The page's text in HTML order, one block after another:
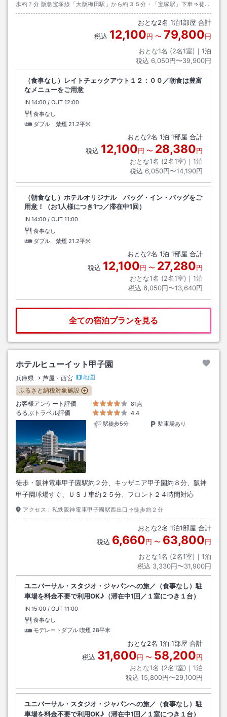
歩約７分 阪急宝塚線「大阪梅田駅」から約３５分・「宝塚駅」下車⇒徒歩
約４分
おとな2名 1泊1部屋 合計
税込 12,100円 〜 79,800円
おとな1名 (2名1室)｜ 1泊
税込 6,050円〜39,900円
（食事なし）レイトチェックアウト１２：００／朝食は豊富
なメニューをご用意
IN チェックイン
14:00 / OUT チェックアウト
12:00
食事なし
ダブル 禁煙 21.2平米
おとな2名 1泊 1部屋 合計
税込 12,100円 〜 28,380円
おとな1名 (2名1室)｜ 1泊
税込 6,050円〜14,190円
（朝食なし）ホテルオリジナル バッグ・イン・バッグをご
用意！（お1人様につき1つ／滞在中1回）
IN チェックイン
14:00 / OUT チェックアウト
11:00
食事なし
ダブル 禁煙 21.2平米
おとな2名 1泊 1部屋 合計
税込 12,100円 〜 27,280円
おとな1名 (2名1室)｜ 1泊
税込 6,050円〜13,640円
全ての宿泊プランを見る
ホテルヒューイット甲子園
兵庫県 芦屋・西宮
地図
ふるさと納税対象施設
お客様アンケート評価
81点
るるぶトラベル評価
4.4
駅徒歩5分
駐車場あり
徒歩・阪神電車甲子園駅約２分、キッザニア甲子園約８分、阪神
甲子園球場すぐ、ＵＳＪ車約２５分、フロント２４時間対応
アクセス： 私鉄阪神電車甲子園駅西出口→徒歩約２分
おとな2名 1泊1部屋 合計
税込 6,660円 〜 63,800円
おとな1名 (2名1室)｜ 1泊
税込 3,330円〜31,900円
ユニバーサル・スタジオ・ジャパンへの旅／（食事なし）駐
車場を料金不要で利用OK♪（滞在中1回／１室につき１台）
IN チェックイン
15:00 / OUT チェックアウト
11:00
食事なし
モデレートダブル 喫煙 28平米
おとな2名 1泊 1部屋 合計
税込 31,600円 〜 58,200円
おとな1名 (2名1室)｜ 1泊
税込 15,800円〜29,100円
ユニバーサル・スタジオ・ジャパンへの旅／（食事なし）駐
車場を料金不要で利用OK♪（滞在中1回／１室につき１台）